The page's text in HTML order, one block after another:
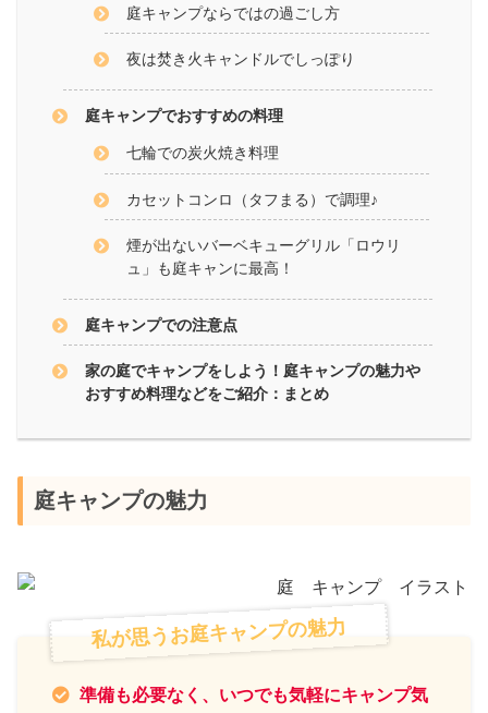
庭キャンプならではの過ごし方
夜は焚き火キャンドルでしっぽり
庭キャンプでおすすめの料理
七輪での炭火焼き料理
カセットコンロ（タフまる）で調理♪
煙が出ないバーベキューグリル「ロウリ
ュ」も庭キャンに最高！
庭キャンプでの注意点
家の庭でキャンプをしよう！庭キャンプの魅力や
おすすめ料理などをご紹介：まとめ
庭キャンプの魅力
私が思うお庭キャンプの魅力
準備も必要なく、いつでも気軽にキャンプ気